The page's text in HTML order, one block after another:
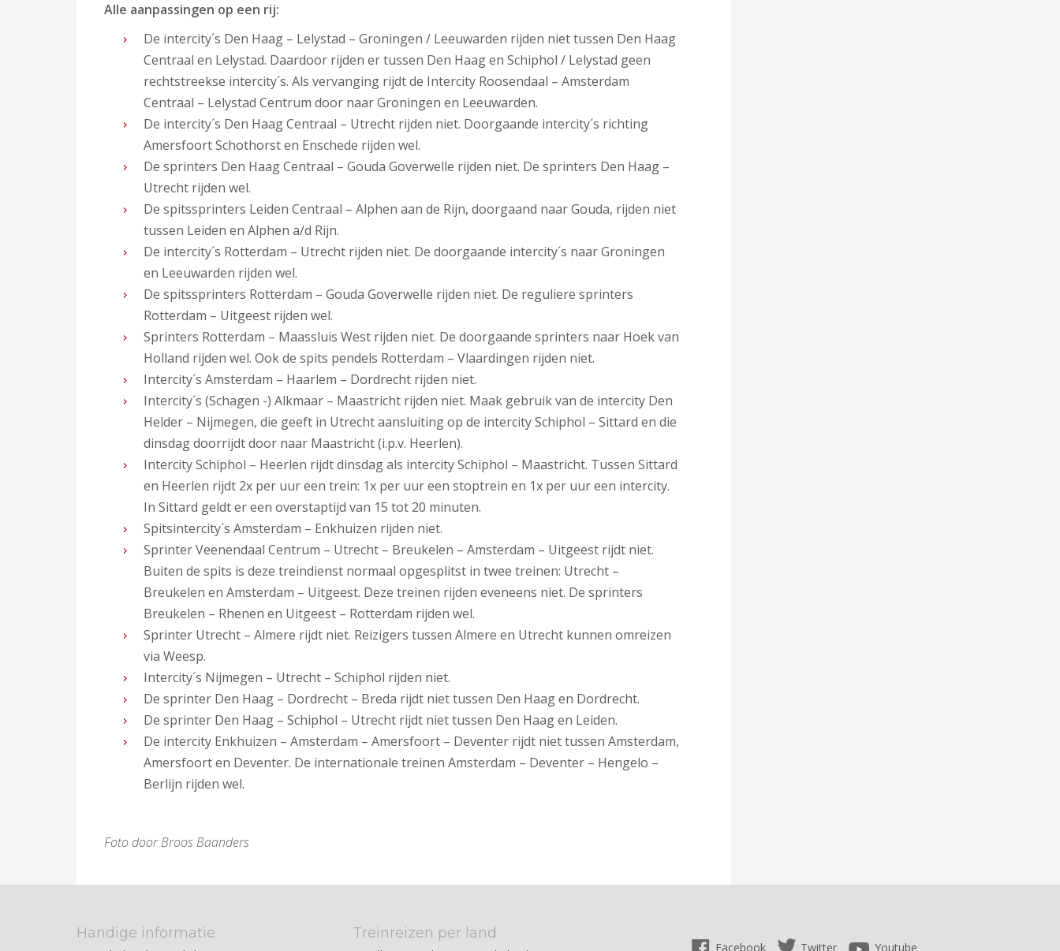
Alle aanpassingen op een rij:
De intercity´s Den Haag – Lelystad – Groningen / Leeuwarden rijden niet tussen Den Haag
Centraal en Lelystad. Daardoor rijden er tussen Den Haag en Schiphol / Lelystad geen
rechtstreekse intercity´s. Als vervanging rijdt de Intercity Roosendaal – Amsterdam
Centraal – Lelystad Centrum door naar Groningen en Leeuwarden.
De intercity´s Den Haag Centraal – Utrecht rijden niet. Doorgaande intercity´s richting
Amersfoort Schothorst en Enschede rijden wel.
De sprinters Den Haag Centraal – Gouda Goverwelle rijden niet. De sprinters Den Haag –
Utrecht rijden wel.
De spitssprinters Leiden Centraal – Alphen aan de Rijn, doorgaand naar Gouda, rijden niet
tussen Leiden en Alphen a/d Rijn.
De intercity´s Rotterdam – Utrecht rijden niet. De doorgaande intercity´s naar Groningen
en Leeuwarden rijden wel.
De spitssprinters Rotterdam – Gouda Goverwelle rijden niet. De reguliere sprinters
Rotterdam – Uitgeest rijden wel.
Sprinters Rotterdam – Maassluis West rijden niet. De doorgaande sprinters naar Hoek van
Holland rijden wel. Ook de spits pendels Rotterdam – Vlaardingen rijden niet.
Intercity´s Amsterdam – Haarlem – Dordrecht rijden niet.
Intercity´s (Schagen -) Alkmaar – Maastricht rijden niet. Maak gebruik van de intercity Den
Helder – Nijmegen, die geeft in Utrecht aansluiting op de intercity Schiphol – Sittard en die
dinsdag doorrijdt door naar Maastricht (i.p.v. Heerlen).
Intercity Schiphol – Heerlen rijdt dinsdag als intercity Schiphol – Maastricht. Tussen Sittard
en Heerlen rijdt 2x per uur een trein: 1x per uur een stoptrein en 1x per uur een intercity.
In Sittard geldt er een overstaptijd van 15 tot 20 minuten.
Spitsintercity´s Amsterdam – Enkhuizen rijden niet.
Sprinter Veenendaal Centrum – Utrecht – Breukelen – Amsterdam – Uitgeest rijdt niet.
Buiten de spits is deze treindienst normaal opgesplitst in twee treinen: Utrecht –
Breukelen en Amsterdam – Uitgeest. Deze treinen rijden eveneens niet. De sprinters
Breukelen – Rhenen en Uitgeest – Rotterdam rijden wel.
Sprinter Utrecht – Almere rijdt niet. Reizigers tussen Almere en Utrecht kunnen omreizen
via Weesp.
Intercity´s Nijmegen – Utrecht – Schiphol rijden niet.
De sprinter Den Haag – Dordrecht – Breda rijdt niet tussen Den Haag en Dordrecht.
De sprinter Den Haag – Schiphol – Utrecht rijdt niet tussen Den Haag en Leiden.
De intercity Enkhuizen – Amsterdam – Amersfoort – Deventer rijdt niet tussen Amsterdam,
Amersfoort en Deventer. De internationale treinen Amsterdam – Deventer – Hengelo –
Berlijn rijden wel.
Foto door Broos Baanders
Handige informatie Treinreizen per land
Facebook Twitter Youtube